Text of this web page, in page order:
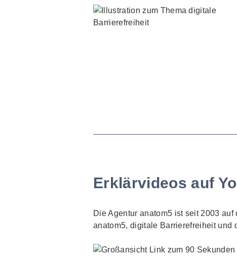
Erklärvideos auf
Die Agentur anatom5 ist seit 2003
anatom5, digitale Barrierefreiheit und